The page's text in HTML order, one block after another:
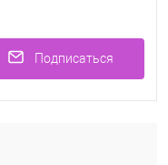
Подписаться